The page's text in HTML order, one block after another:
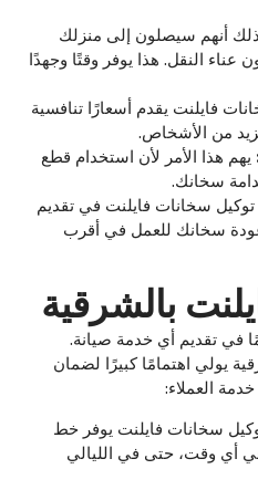
أنهم سيصلون إلى منزلك
عناء النقل. هذا يوفر وقتًا وجهدًا
فايلنت يقدم أسعارًا تنافسية
من الأشخاص.
يهم هذا الأمر لأن استخدام قطع
سخانك.
توكيل سخانات فايلنت في تقديم
سخانك للعمل في أقرب
بالشرقية
في تقديم أي خدمة صيانة.
يولي اهتمامًا كبيرًا لضمان
العملاء:
سخانات فايلنت يوفر خط
أي وقت، حتى في الليالي